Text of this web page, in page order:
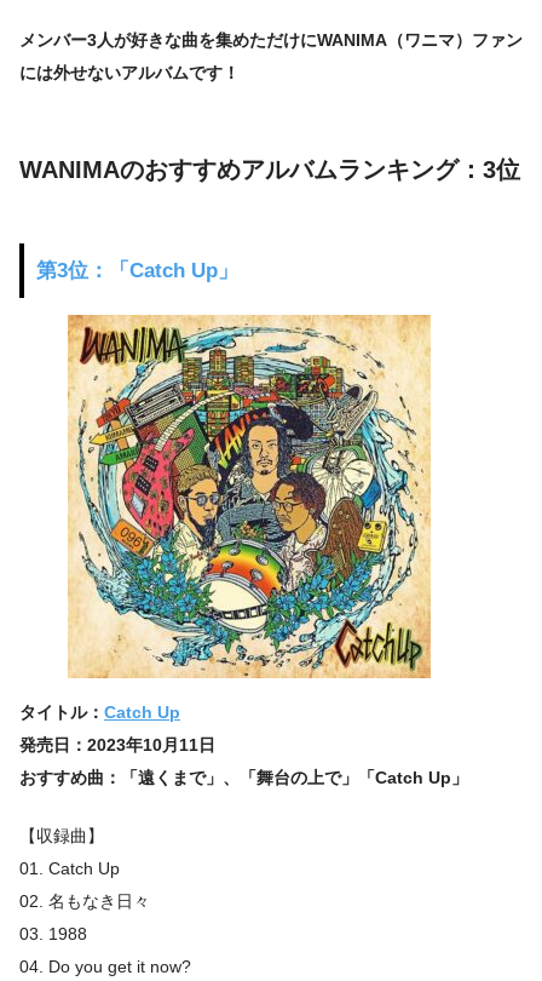
メンバー3人が好きな曲を集めただけにWANIMA（ワニマ）ファン
には外せないアルバムです！
WANIMAのおすすめアルバムランキング：3位
第3位：「Catch Up」
タイトル： Catch Up
発売日：2023年10月11日
おすすめ曲：「遠くまで」、「舞台の上で」「Catch Up」
【収録曲】
01. Catch Up
02. 名もなき日々
03. 1988
04. Do you get it now?